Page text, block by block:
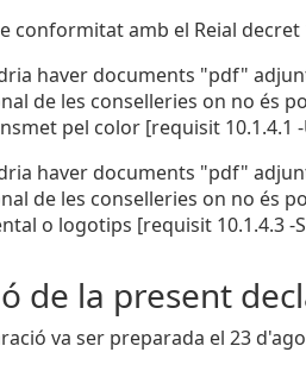
conformitat amb el Reial decret
haver documents "pdf"
de les conselleries on no és
pel color [requisit 10.1.4.1
haver documents "pdf"
de les conselleries on no és
o logotips [requisit 10.1.4.3 -
de la present
va ser preparada el 23